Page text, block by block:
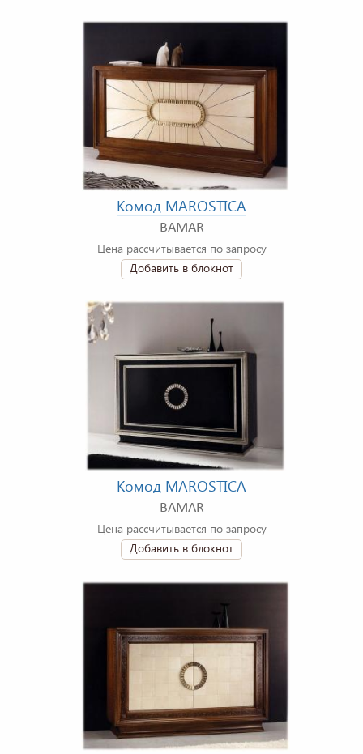
Комод MAROSTICA
BAMAR
Цена рассчитывается по запросу
Добавить в блокнот
Комод MAROSTICA
BAMAR
Цена рассчитывается по запросу
Добавить в блокнот